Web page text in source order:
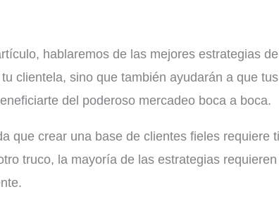
hablaremos de las mejores estrategias
clientela, sino que también ayudarán a que
del poderoso mercadeo boca a boca.
que crear una base de clientes fieles
truco, la mayoría de las estrategias